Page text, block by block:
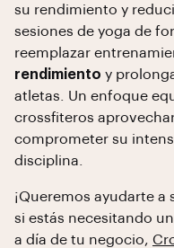
su rendimiento y
sesiones de yoga de
reemplazar
rendimiento y
atletas. Un enfoque
crossfiteros
comprometer su
disciplina.
¡Queremos ayudarte
si estás necesitando
a día de tu negocio,